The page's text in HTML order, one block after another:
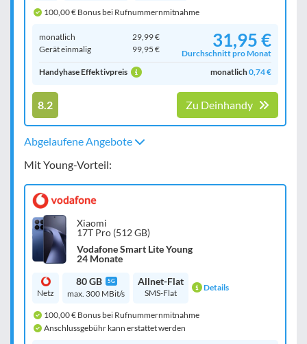
100,00 € Bonus bei Rufnummernmitnahme
monatlich
29,99 €
Gerät einmalig
99,95 € 31,95 €
Durchschnitt pro Monat
Handyhase Effektivpreis
monatlich0,74 €
8.2 Zu Deinhandy
Abgelaufene Angebote
Mit Young-Vorteil:
Xiaomi
17T Pro (512 GB)
Vodafone Smart Lite Young
24 Monate
Netz
80 GB 5G
max. 300 MBit/s
Allnet-Flat
SMS-Flat Details
100,00 € Bonus bei Rufnummernmitnahme
Anschlussgebühr kann erstattet werden